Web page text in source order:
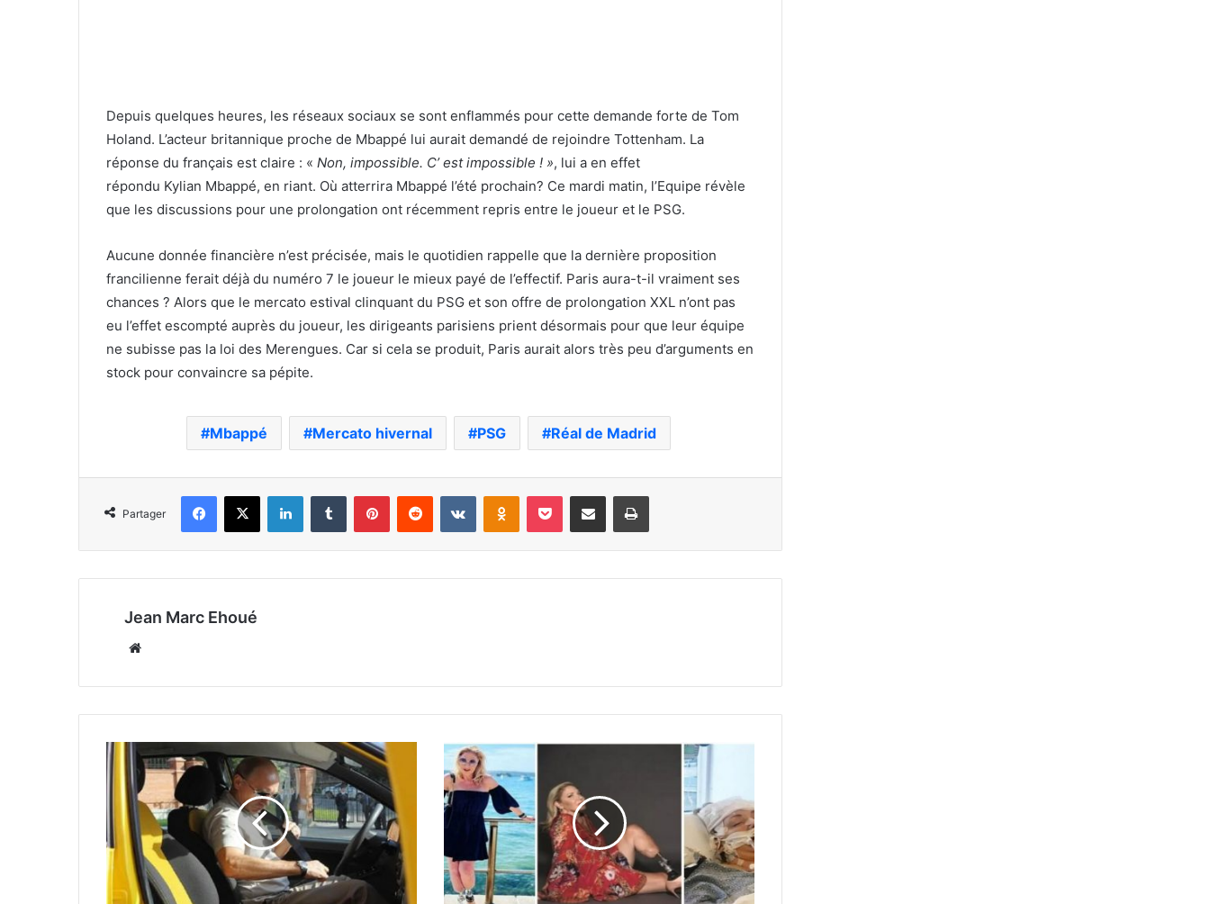
Depuis quelques heures, les réseaux sociaux se sont enflammés pour cette demande forte de Tom
Holand. L’acteur britannique proche de Mbappé lui aurait demandé de rejoindre Tottenham. La
réponse du français est claire : « Non, impossible. C’ est impossible ! », lui a en effet
répondu Kylian Mbappé, en riant. Où atterrira Mbappé l’été prochain? Ce mardi matin, l’Equipe révèle
que les discussions pour une prolongation ont récemment repris entre le joueur et le PSG.
Aucune donnée financière n’est précisée, mais le quotidien rappelle que la dernière proposition
francilienne ferait déjà du numéro 7 le joueur le mieux payé de l’effectif. Paris aura-t-il vraiment ses
chances ? Alors que le mercato estival clinquant du PSG et son offre de prolongation XXL n’ont pas
eu l’effet escompté auprès du joueur, les dirigeants parisiens prient désormais pour que leur équipe
ne subisse pas la loi des Merengues. Car si cela se produit, Paris aurait alors très peu d’arguments en
stock pour convaincre sa pépite.
Mbappé Mercato hivernal PSG Réal de Madrid
Partager
Facebook
X LinkedinTumblr PinterestReddit VKontakteOdnoklassniki
Pocket Partager par email Imprimer
Jean Marc Ehoué